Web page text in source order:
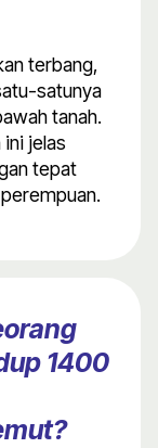
terbang,
satunya
tanah.
jelas
tepat
1400